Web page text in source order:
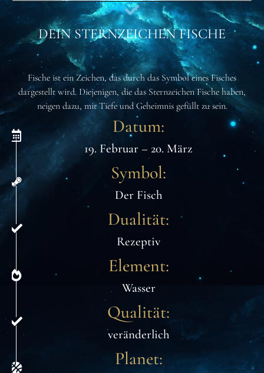
DEIN STERNZEICHEN FISCHE
DEIN STERNZEICHEN FISCHE
Fische ist ein Zeichen, das durch das Symbol eines Fisches
dargestellt wird. Diejenigen, die das Sternzeichen Fische haben,
neigen dazu, mit Tiefe und Geheimnis gefüllt zu sein.
DEIN STERNZEICHEN FISCHE
Datum:
19. Februar – 20. März
Symbol:
Der Fisch
Dualität:
Rezeptiv
Element:
Wasser
Qualität:
veränderlich
Planet: